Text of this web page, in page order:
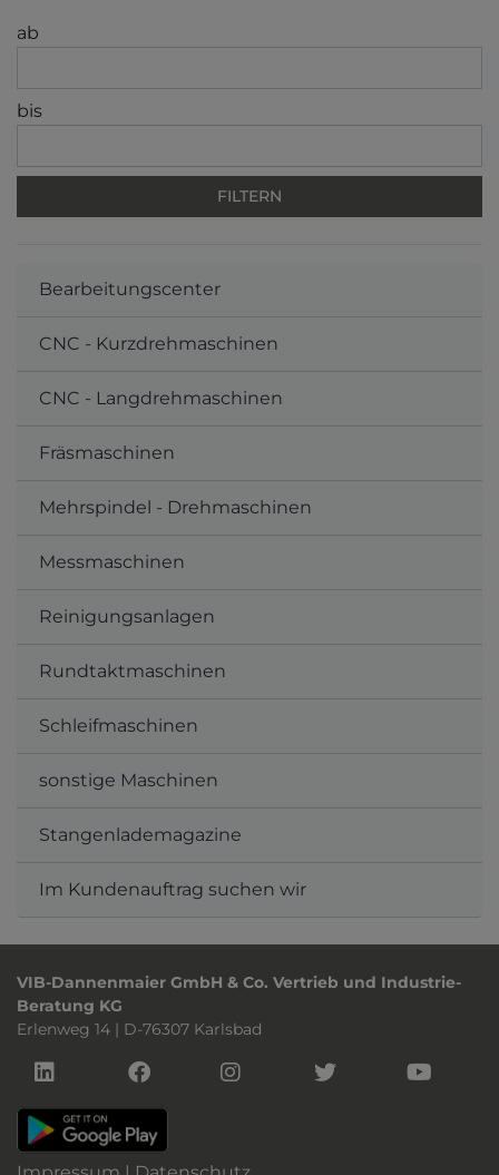
ab
bis
Bearbeitungscenter
CNC - Kurzdrehmaschinen
CNC - Langdrehmaschinen
Fräsmaschinen
Mehrspindel - Drehmaschinen
Messmaschinen
Reinigungsanlagen
Rundtaktmaschinen
Schleifmaschinen
sonstige Maschinen
Stangenlademagazine
Im Kundenauftrag suchen wir
VIB-Dannenmaier GmbH & Co. Vertrieb und Industrie-
Beratung KG
Erlenweg 14 | D-76307 Karlsbad